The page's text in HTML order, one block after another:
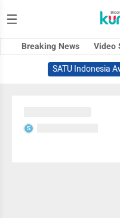
Breaking News Video
SATU Indonesia
S